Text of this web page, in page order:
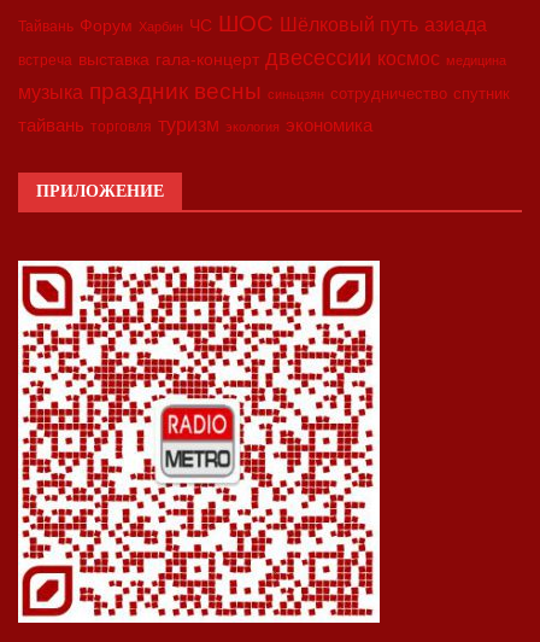
Тайвань Форум Харбин ЧС ШОС Шёлковый путь азиада
встреча выставка гала-концерт двесессии космос медицина
музыка праздник весны синьцзян сотрудничество спутник
тайвань торговля туризм экология экономика
ПРИЛОЖЕНИЕ